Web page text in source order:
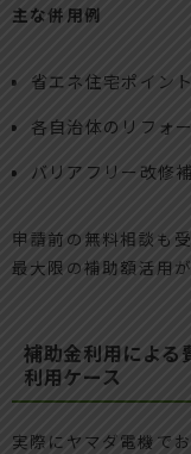
主な併用例
省エネ住宅ポイント
各自治体のリフォ
バリアフリー改修
申請前の無料相談も
最大限の補助額活用が
補助金利用による
利用ケース
実際にヤマダ電機で